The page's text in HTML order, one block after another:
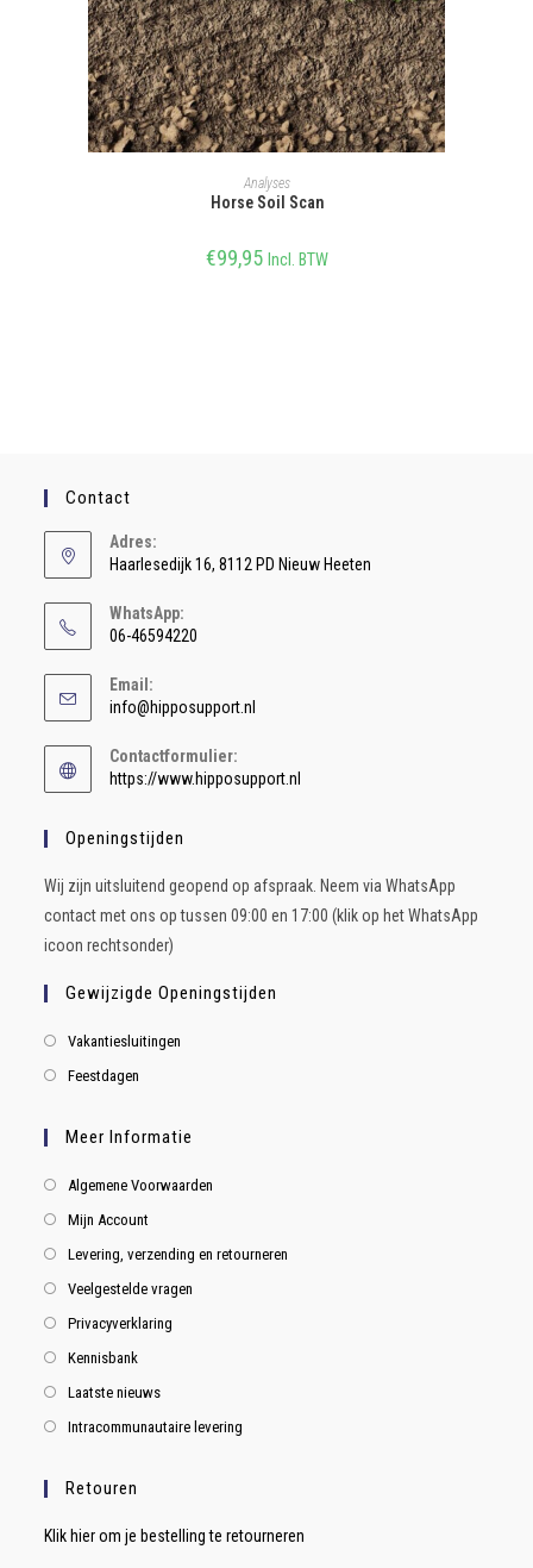
SELECTEER OPTIE
Analyses
Horse Soil Scan
€99,95 Incl. BTW
Contact
Adres:
Haarlesedijk 16, 8112 PD Nieuw Heeten
WhatsApp:
06-46594220
Email:
info@hipposupport.nl
Contactformulier:
https://www.hipposupport.nl
Openingstijden
Wij zijn uitsluitend geopend op afspraak. Neem via WhatsApp
contact met ons op tussen 09:00 en 17:00 (klik op het WhatsApp
icoon rechtsonder)
Gewijzigde Openingstijden
Vakantiesluitingen
Feestdagen
Meer Informatie
Algemene Voorwaarden
Mijn Account
Levering, verzending en retourneren
Veelgestelde vragen
Privacyverklaring
Kennisbank
Laatste nieuws
Intracommunautaire levering
Retouren
Klik hier om je bestelling te retourneren